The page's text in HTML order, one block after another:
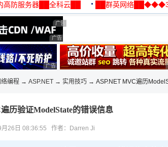
高防服务器██全科云██
██群英网络
广告 商业广告，理性选择
广告 商业广告，理性选择
广告 商业广告，理性选择
络编程 → ASP.NET → 实用技巧 → ASP.NET MVC遍历
历验证ModelState的错误信息
月26日 08:36:55 作者：Darren Ji